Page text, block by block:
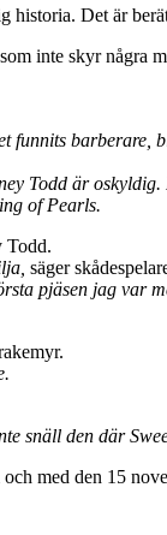
Det är
inte skyr några
barberare,
Todd är
of Pearls.
Todd.
säger
pjäsen jag var
snäll den där
med den 15